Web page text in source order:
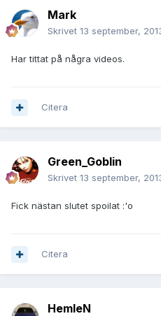
Mark
Skrivet 13 september,
Har tittat på några videos.
Citera
Green_Goblin
Skrivet 13 september,
Fick nästan slutet spoilat :'o
Citera
HemleN